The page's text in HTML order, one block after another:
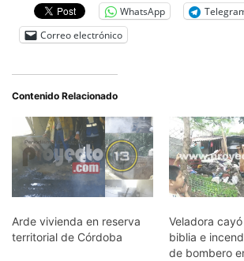
WhatsApp
Correo electrónico
Contenido Relacionado
Arde vivienda en reserva
territorial de Córdoba
Veladora
biblia e
de bombero